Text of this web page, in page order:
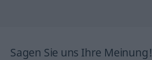
Sagen Sie uns Ihre Meinung!